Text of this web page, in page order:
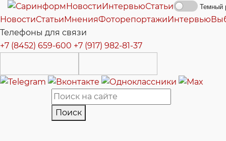
НовостиИнтервьюСтатьи Темный
НовостиСтатьиМненияФоторепортажиИнтервью
Телефоны для связи
+7 (8452) 659-600 +7 (917) 982-81-37
Поиск